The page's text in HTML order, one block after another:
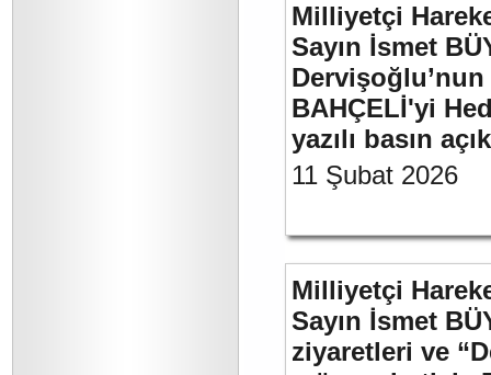
Milliyetçi
Sayın İsmet
Dervişoğlu’nun
BAHÇELİ'yi
yazılı basın
11 Şubat 2026
Milliyetçi
Sayın İsmet
ziyaretleri ve